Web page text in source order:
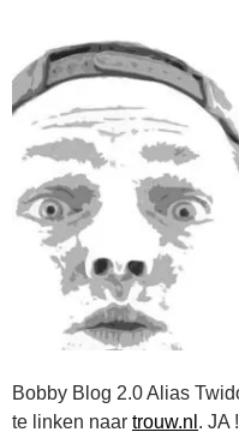
Bobby Blog 2.0 Alias
te linken naar trouw.nl . JA